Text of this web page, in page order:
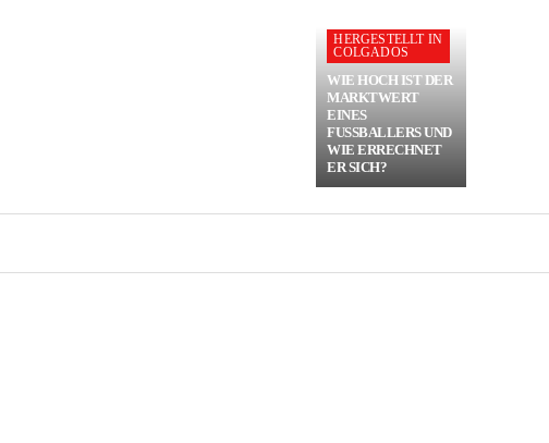
HERGESTELLT IN
COLGADOS
WIE HOCH IST DER
MARKTWERT
EINES
FUSSBALLERS UND W
IE ERRECHNET E
R SICH?